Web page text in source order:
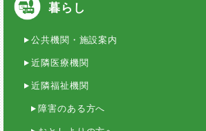
暮らし
公共機関・施設案内
近隣医療機関
近隣福祉機関
障害のある方へ